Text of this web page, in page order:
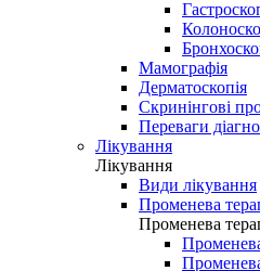
Мамографія
Дерматоскопія
Скринінгові
Переваги
Лікування
Лікування
Види лікування
Променева
Променева